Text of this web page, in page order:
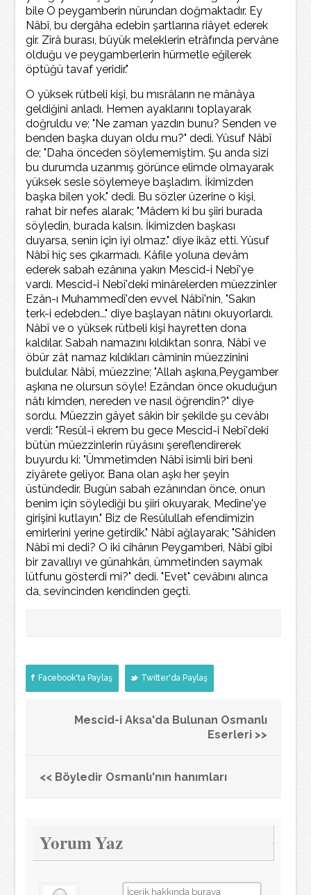
bile O peygamberin nûrundan doğmaktadır. Ey
Nâbî, bu dergâha edebin şartlarına riâyet ederek
gir. Zîrâ burası, büyük meleklerin etrâfında pervâne
olduğu ve peygamberlerin hürmetle eğilerek
öptüğü tavaf yeridir."
O yüksek rütbeli kişi, bu mısrâların ne mânâya
geldiğini anladı. Hemen ayaklarını toplayarak
doğruldu ve; "Ne zaman yazdın bunu? Senden ve
benden başka duyan oldu mu?" dedi. Yûsuf Nâbî
de; "Daha önceden söylememiştim. Şu anda sizi
bu durumda uzanmış görünce elimde olmayarak
yüksek sesle söylemeye başladım. İkimizden
başka bilen yok." dedi. Bu sözler üzerine o kişi,
rahat bir nefes alarak; "Mâdem ki bu şiiri burada
söyledin, burada kalsın. İkimizden başkası
duyarsa, senin için iyi olmaz." diye ikâz etti. Yûsuf
Nâbî hiç ses çıkarmadı. Kâfile yoluna devâm
ederek sabah ezânına yakın Mescid-i Nebî'ye
vardı. Mescid-i Nebî'deki minârelerden müezzinler
Ezân-ı Muhammedî'den evvel Nâbî'nin, "Sakın
terk-i edebden..." diye başlayan nâtını okuyorlardı.
Nâbî ve o yüksek rütbeli kişi hayretten dona
kaldılar. Sabah namazını kıldıktan sonra, Nâbî ve
öbür zât namaz kıldıkları câminin müezzinini
buldular. Nâbî, müezzine; "Allah aşkına,Peygamber
aşkına ne olursun söyle! Ezândan önce okuduğun
nâtı kimden, nereden ve nasıl öğrendin?" diye
sordu. Müezzin gâyet sâkin bir şekilde şu cevâbı
verdi: "Resûl-i ekrem bu gece Mescid-i Nebî'deki
bütün müezzinlerin rüyâsını şereflendirerek
buyurdu ki: "Ümmetimden Nâbî isimli biri beni
ziyârete geliyor. Bana olan aşkı her şeyin
üstündedir. Bugün sabah ezânından önce, onun
benim için söylediği bu şiiri okuyarak, Medîne'ye
girişini kutlayın." Biz de Resûlullah efendimizin
emirlerini yerine getirdik." Nâbî ağlayarak; "Sâhiden
Nâbî mi dedi? O iki cihânın Peygamberi, Nâbî gibi
bir zavallıyı ve günahkârı, ümmetinden saymak
lütfunu gösterdi mi?" dedi. "Evet" cevâbını alınca
da, sevincinden kendinden geçti.
Facebook'ta Paylaş Twitter'da Paylaş
Mescid-i Aksa'da Bulunan Osmanlı
Eserleri >>
<< Böyledir Osmanlı'nın hanımları
Yorum Yaz